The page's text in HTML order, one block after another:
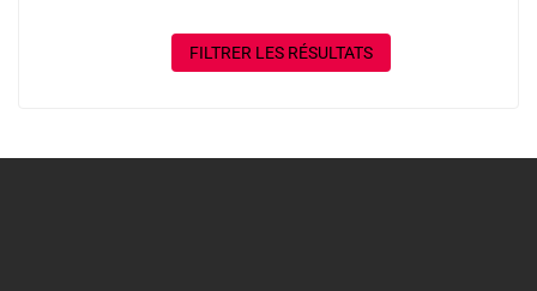
FILTRER LES RÉSULTATS